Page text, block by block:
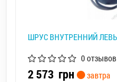
ШРУС ВНУТРЕННИЙ ЛЕВЫЙ
0 отзывов
2 573 грн
завтра